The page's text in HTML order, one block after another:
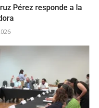
Pérez responde a la